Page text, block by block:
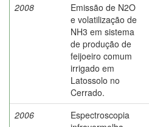
2008
Emissão de N2O
e volatilização de
NH3 em sistema
de produção de
feijoeiro comum
irrigado em
Latossolo no
Cerrado.
2006
Espectroscopia